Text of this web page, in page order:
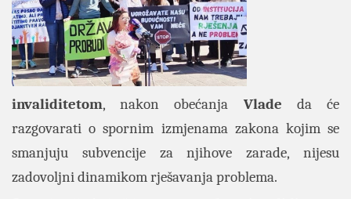
invaliditetom, nakon obećanja Vlade da će
razgovarati o spornim izmjenama zakona kojim se
smanjuju subvencije za njihove zarade, nijesu
zadovoljni dinamikom rješavanja problema.